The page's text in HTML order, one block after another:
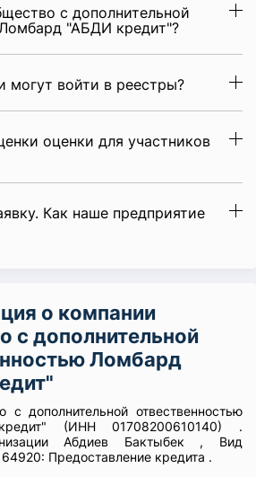
с дополнительной
"АБДИ кредит"?
могут войти в реестры?
оценки для участников
Как наше предприятие
о компании
с дополнительной
Ломбард
с дополнительной отвественностью
(ИНН 01708200610140) .
Абдиев Бактыбек , Вид
Предоставление кредита .